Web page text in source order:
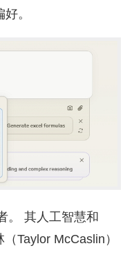
。
。 其人工智慧和
Taylor McCaslin）